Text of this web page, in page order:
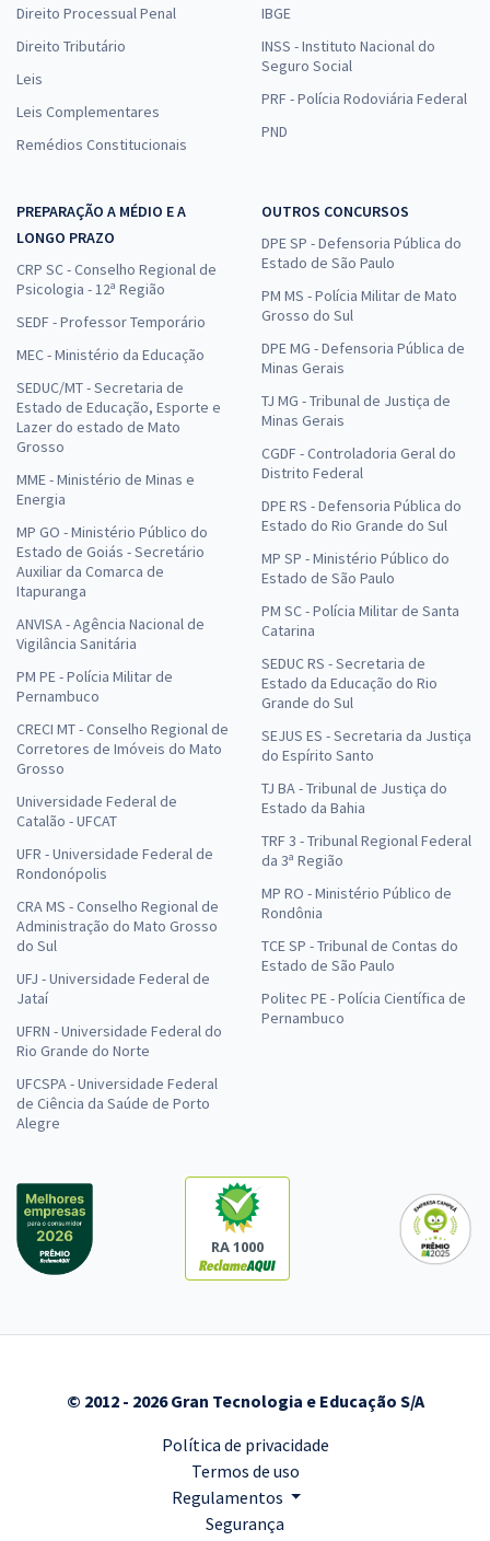
Direito Processual Penal
Direito Tributário
Leis
Leis Complementares
Remédios Constitucionais
IBGE
INSS - Instituto Nacional do
Seguro Social
PRF - Polícia Rodoviária Federal
PND
PREPARAÇÃO A MÉDIO E A
LONGO PRAZO
CRP SC - Conselho Regional de
Psicologia - 12ª Região
SEDF - Professor Temporário
MEC - Ministério da Educação
SEDUC/MT - Secretaria de
Estado de Educação, Esporte e
Lazer do estado de Mato
Grosso
MME - Ministério de Minas e
Energia
MP GO - Ministério Público do
Estado de Goiás - Secretário
Auxiliar da Comarca de
Itapuranga
ANVISA - Agência Nacional de
Vigilância Sanitária
PM PE - Polícia Militar de
Pernambuco
CRECI MT - Conselho Regional de
Corretores de Imóveis do Mato
Grosso
Universidade Federal de
Catalão - UFCAT
UFR - Universidade Federal de
Rondonópolis
CRA MS - Conselho Regional de
Administração do Mato Grosso
do Sul
UFJ - Universidade Federal de
Jataí
UFRN - Universidade Federal do
Rio Grande do Norte
UFCSPA - Universidade Federal
de Ciência da Saúde de Porto
Alegre
OUTROS CONCURSOS
DPE SP - Defensoria Pública do
Estado de São Paulo
PM MS - Polícia Militar de Mato
Grosso do Sul
DPE MG - Defensoria Pública de
Minas Gerais
TJ MG - Tribunal de Justiça de
Minas Gerais
CGDF - Controladoria Geral do
Distrito Federal
DPE RS - Defensoria Pública do
Estado do Rio Grande do Sul
MP SP - Ministério Público do
Estado de São Paulo
PM SC - Polícia Militar de Santa
Catarina
SEDUC RS - Secretaria de
Estado da Educação do Rio
Grande do Sul
SEJUS ES - Secretaria da Justiça
do Espírito Santo
TJ BA - Tribunal de Justiça do
Estado da Bahia
TRF 3 - Tribunal Regional Federal
da 3ª Região
MP RO - Ministério Público de
Rondônia
TCE SP - Tribunal de Contas do
Estado de São Paulo
Politec PE - Polícia Científica de
Pernambuco
RA 1000
© 2012 - 2026 Gran Tecnologia e Educação S/A
Política de privacidade
Termos de uso
Regulamentos
Segurança